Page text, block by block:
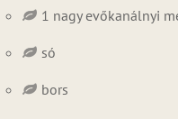
1 nagy evőkanálnyi
só
bors